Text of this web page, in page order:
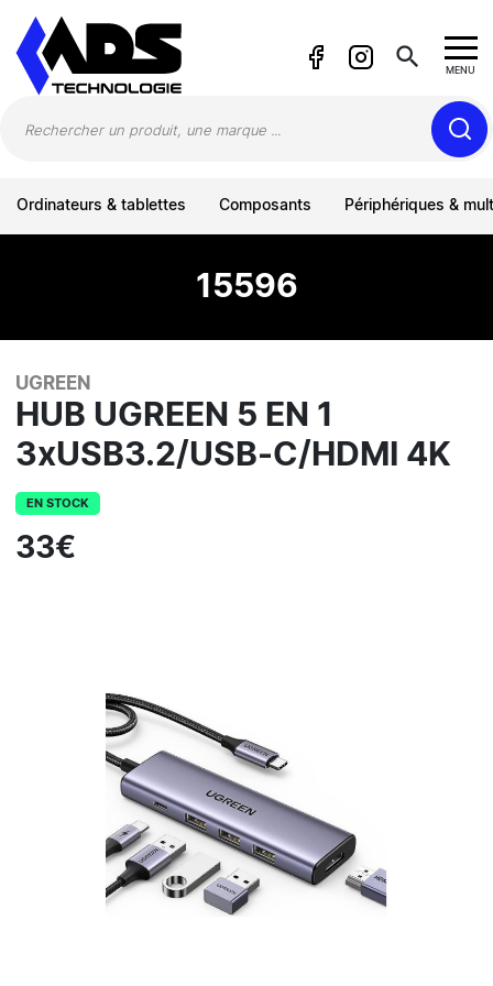
search MENU
Ordinateurs & tablettes Composants Périphériques &
15596
UGREEN
HUB UGREEN 5 EN 1
3xUSB3.2/USB-C/HDMI 4K
EN STOCK
33€